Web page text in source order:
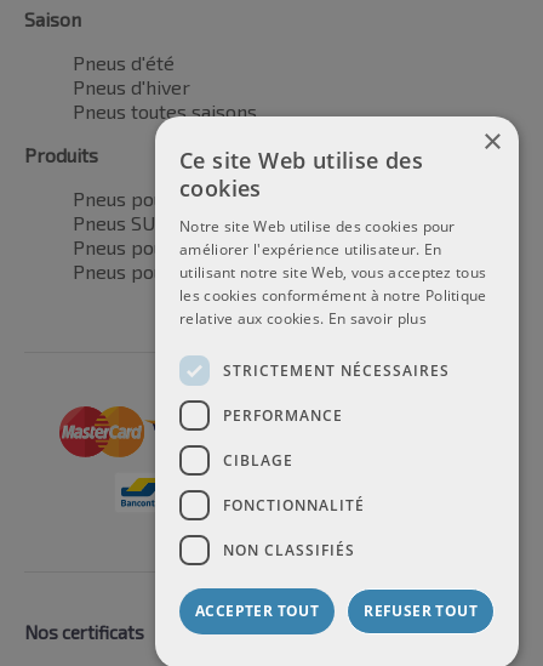
Saison
Pneus d'été
Pneus d'hiver
Pneus toutes saisons
Produits
Pneus pour voitures
Pneus SUV / 4x4
Pneus pour camionnettes
Pneus pour motos
Nos certificats
×
Ce site Web utilise des
cookies
Notre site Web utilise des cookies pour
améliorer l'expérience utilisateur. En
utilisant notre site Web, vous acceptez tous
les cookies conformément à notre Politique
relative aux cookies. En savoir plus
STRICTEMENT NÉCESSAIRES
PERFORMANCE
CIBLAGE
FONCTIONNALITÉ
NON CLASSIFIÉS
ACCEPTER TOUT REFUSER TOUT